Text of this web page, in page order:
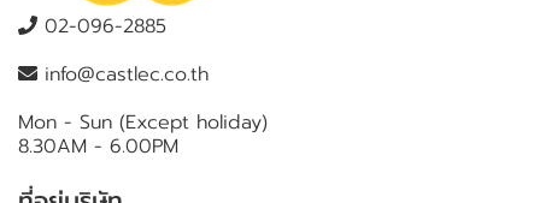
02-096-2885
info@castlec.co.th
Mon - Sun (Except holiday)
8.30AM - 6.00PM